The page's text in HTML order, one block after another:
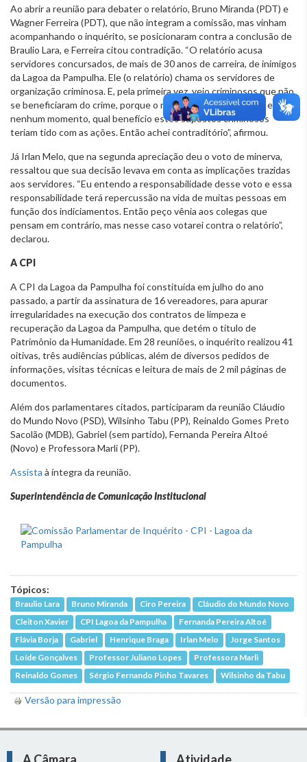
Ao abrir a reunião para debater o relatório, Bruno Miranda (PDT) e
Wagner Ferreira (PDT), que não integram a comissão, mas vinham
acompanhando o inquérito, se posicionaram contra a conclusão de
Braulio Lara, e Ferreira citou contradição. “O relatório acusa
servidores concursados, de mais de 30 anos de carreira, de inimigos
da Lagoa da Pampulha. Ele (o relatório) chama os servidores de
organização criminosa. E, pela primeira vez, vejo criminosos que não
se beneficiaram do crime, porque o relatório não demonstra, em
nenhum momento, qual benefício estes supostos criminosos
teriam tido com as ações. Então achei contraditório”, afirmou.
Já Irlan Melo, que na segunda apreciação deu o voto de minerva,
ressaltou que sua decisão levava em conta as implicações trazidas
aos servidores. “Eu entendo a responsabilidade desse voto e essa
responsabilidade terá repercussão na vida de muitas pessoas em
função dos indiciamentos. Então peço vênia aos colegas que
pensam em contrário, mas nesse caso votarei contra o relatório”,
declarou.
A CPI
A CPI da Lagoa da Pampulha foi constituída em julho do ano
passado, a partir da assinatura de 16 vereadores, para apurar
irregularidades na execução dos contratos de limpeza e
recuperação da Lagoa da Pampulha, que detém o título de
Patrimônio da Humanidade. Em 28 reuniões, o inquérito realizou 41
oitivas, três audiências públicas, além de diversos pedidos de
informações, visitas técnicas e leitura de mais de 2 mil páginas de
documentos.
Além dos parlamentares citados, participaram da reunião Cláudio
do Mundo Novo (PSD), Wilsinho Tabu (PP), Reinaldo Gomes Preto
Sacolão (MDB), Gabriel (sem partido), Fernanda Pereira Altoé
(Novo) e Professora Marli (PP).
Assista à íntegra da reunião.
Superintendência de Comunicação Institucional
Tópicos:
Braulio Lara Bruno Miranda Ciro Pereira
Cláudio do Mundo Novo
Cleiton Xavier
CPI Lagoa da Pampulha
Fernanda Pereira Altoé
Flávia Borja
Gabriel Henrique Braga Irlan Melo
Jorge Santos
Loíde Gonçalves
Professor Juliano Lopes
Professora Marli
Reinaldo Gomes
Sérgio Fernando Pinho Tavares Wilsinho da Tabu
Versão para impressão